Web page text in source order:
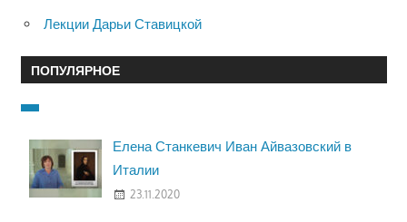
Лекции Дарьи Ставицкой
ПОПУЛЯРНОЕ
Елена Станкевич Иван Айвазовский в
Италии
23.11.2020